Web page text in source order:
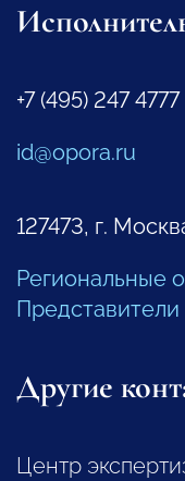
+7 (495) 247 4777
id@opora.ru
127473, г.
Региональные
Другие
Центр